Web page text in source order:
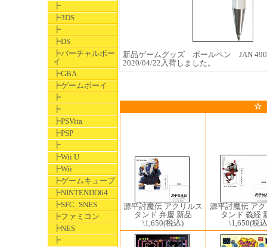
┣
┣3DS
┣
┣DS
┣バーチャルボー
イ
┣GBA
┣ゲームボーイ
┣
┣
┣PSVita
┣PSP
┣
┣Wii U
┣Wii
┣ゲームキューブ
┣NINTENDO64
┣SFC_SNES
┣ファミコン
┣NES
┣
新品ゲームグッズ ボールペン JAN
2020/04/22入荷しました。
☆
源平討魔伝 アクリルス
タンド 弁慶 新品
\1,650(税込)
源平討魔伝 ア
タンド 義経
\1,650(税